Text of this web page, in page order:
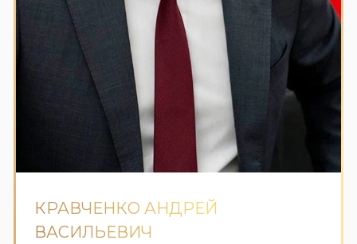
КРАВЧЕНКО АНДРЕЙ
ВАСИЛЬЕВИЧ